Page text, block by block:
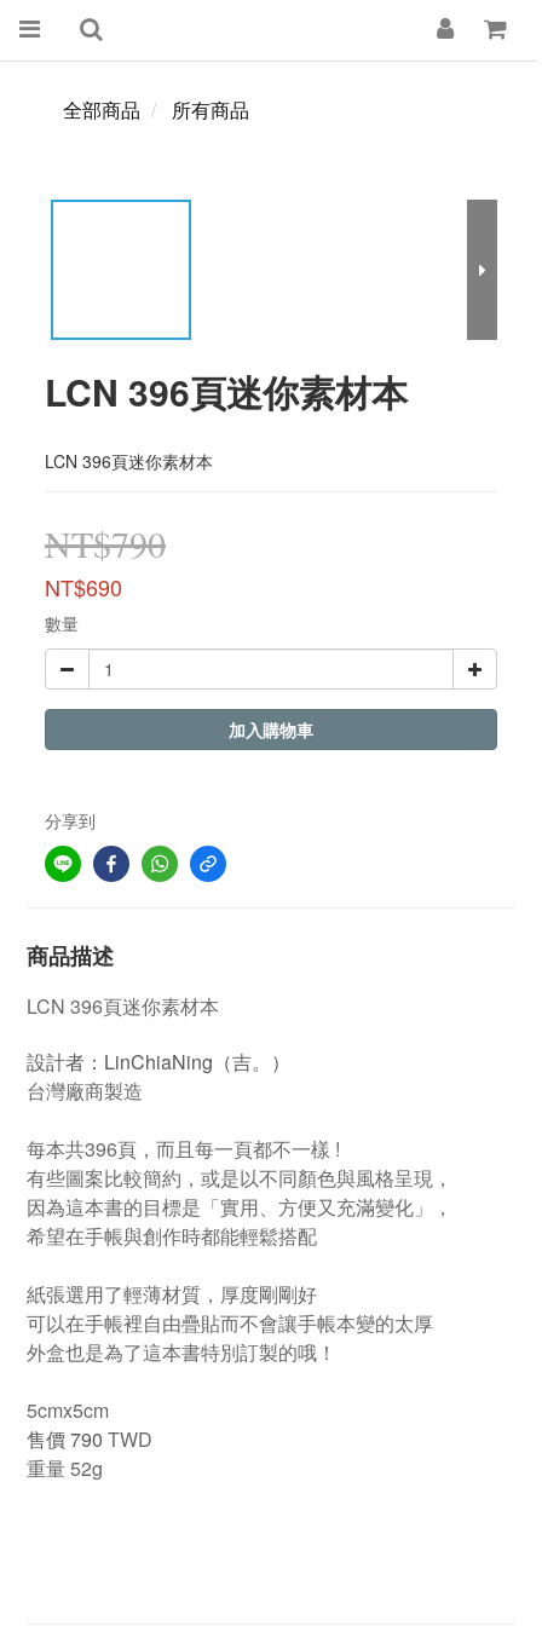
全部商品 所有商品
LCN 396頁迷你素材本
LCN 396頁迷你素材本
NT$790
NT$690
數量
加入購物車
分享到
商品描述
LCN 396頁迷你素材本
設計者：LinChiaNing（吉。）
台灣廠商製造
每本共396頁，而且每一頁都不一樣 !
有些圖案比較簡約，或是以不同顏色與風格呈現，
因為這本書的目標是「實用、方便又充滿變化」，
希望在手帳與創作時都能輕鬆搭配
紙張選用了輕薄材質，厚度剛剛好
可以在手帳裡自由疊貼而不會讓手帳本變的太厚
外盒也是為了這本書特別訂製的哦！
5cmx5cm
售價 790 TWD
重量 52g